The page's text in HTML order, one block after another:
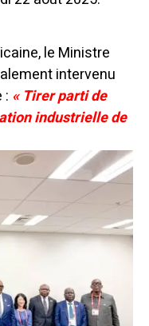
le Ministre
intervenu
: « Tirer parti de
industrielle de